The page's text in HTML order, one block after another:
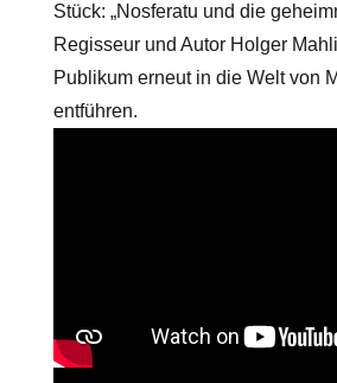
Stück: „Nosferatu und die
Regisseur und Autor Holger
Publikum erneut in die Welt von
entführen.